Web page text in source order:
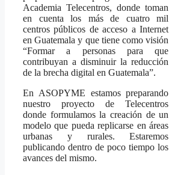
Academia Telecentros, donde toman
en cuenta los más de cuatro mil
centros públicos de acceso a Internet
en Guatemala y que tiene como visión
“Formar a personas para que
contribuyan a disminuir la reducción
de la brecha digital en Guatemala”.
En ASOPYME estamos preparando
nuestro proyecto de Telecentros
donde formulamos la creación de un
modelo que pueda replicarse en áreas
urbanas y rurales. Estaremos
publicando dentro de poco tiempo los
avances del mismo.